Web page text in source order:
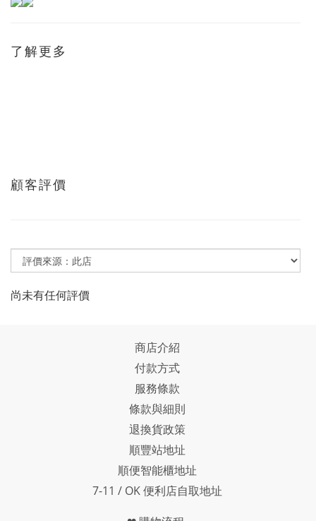
了解更多
顧客評價
尚未有任何評價
商店介紹
付款方式
服務條款
條款與細則
退換貨政策
順豐站地址
順便智能櫃地址
7-11 / OK 便利店自取地址